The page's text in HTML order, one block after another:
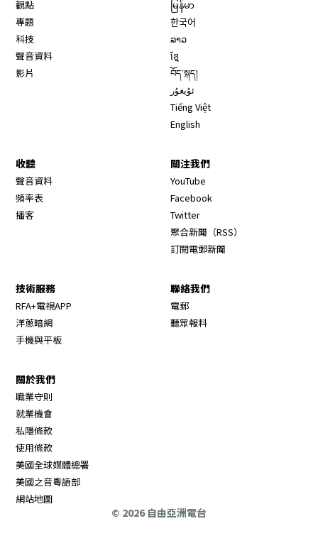
觀點
專題
科技
聲音資料
影片
မြန်မာ
한국어
ລາວ
ខ្មែ
བོད་སྐད།
ئۇيغۇر
Tiếng Việt
English
收聽
聲音資料
頻率表
播客
關注我們
YouTube
Facebook
Twitter
聚合新聞（RSS）
訂閱電郵新聞
技術服務
RFA+電視APP
洋蔥暗網
手機與平板
聯絡我們
電郵
聽眾報料
關於我們
職業守則
就業機會
私隱條款
使用條款
美國全球媒體總署
美國之音粵語部
網站地圖
© 2026 自由亞洲電台